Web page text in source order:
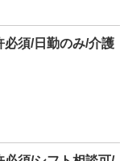
必須/日勤のみ/介護